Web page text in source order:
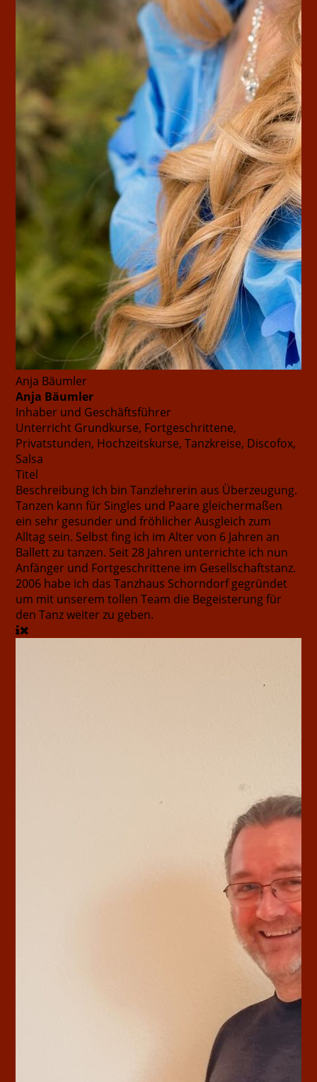
Anja Bäumler
Anja Bäumler
Inhaber und Geschäftsführer
Unterricht Grundkurse, Fortgeschrittene,
Privatstunden, Hochzeitskurse, Tanzkreise, Discofox,
Salsa
Titel
Beschreibung Ich bin Tanzlehrerin aus Überzeugung.
Tanzen kann für Singles und Paare gleichermaßen
ein sehr gesunder und fröhlicher Ausgleich zum
Alltag sein. Selbst fing ich im Alter von 6 Jahren an
Ballett zu tanzen. Seit 28 Jahren unterrichte ich nun
Anfänger und Fortgeschrittene im Gesellschaftstanz.
2006 habe ich das Tanzhaus Schorndorf gegründet
um mit unserem tollen Team die Begeisterung für
den Tanz weiter zu geben.